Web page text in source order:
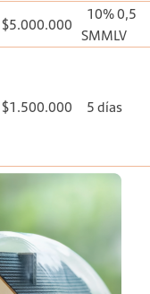
$5.000.000
10% 0,5
SMMLV
$1.500.000 5 días